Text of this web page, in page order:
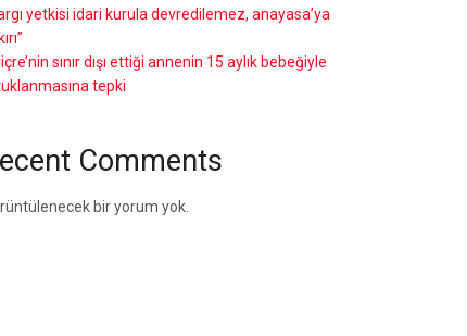
yetkisi idari kurula devredilemez, anayasa’ya
sınır dışı ettiği annenin 15 aylık bebeğiyle
tepki
Comments
bir yorum yok.